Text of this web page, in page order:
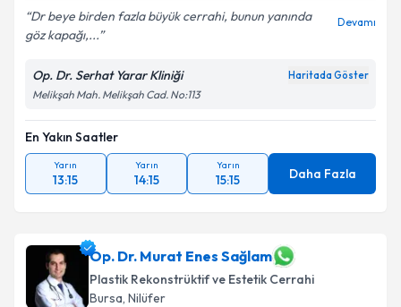
Dr beye birden fazla büyük cerrahi, bunun yanında
göz kapağı,...
Devamı
Op. Dr. Serhat Yarar Kliniği Haritada Göster
Melikşah Mah. Melikşah Cad. No:113
En Yakın Saatler
Yarın
13:15
Yarın
14:15
Yarın
15:15 Daha Fazla
Op. Dr. Murat Enes Sağlam
Plastik Rekonstrüktif ve Estetik Cerrahi
Bursa, Nilüfer